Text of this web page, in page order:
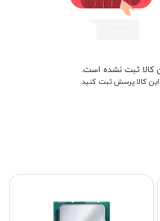
کالا ثبت نشده است.
این کالا پرسش ثبت کنید.